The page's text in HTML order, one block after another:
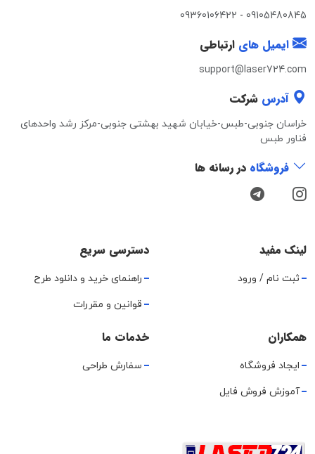
09105480845
-
09360106422
ایمیل های ارتباطی
support@laser724.com
آدرس شرکت
خراسان جنوبی-طبس-خیابان شهید بهشتی جنوبی-مرکز رشد واحدهای
فناور طبس
فروشگاه در رسانه ها
لینک مفید
ثبت نام / ورود
دسترسی سریع
راهنمای خرید و دانلود طرح
قوانین و مقررات
همکاران
ایجاد فروشگاه
آموزش فروش فایل
خدمات ما
سفارش طراحی